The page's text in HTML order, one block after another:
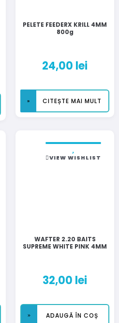
PELETE FEEDERX KRILL 4MM
800g
24,00 lei
CITEȘTE MAI MULT
VIEW WISHLIST
WAFTER 2.20 BAITS
SUPREME WHITE PINK 4MM
32,00 lei
ADAUGĂ ÎN COȘ